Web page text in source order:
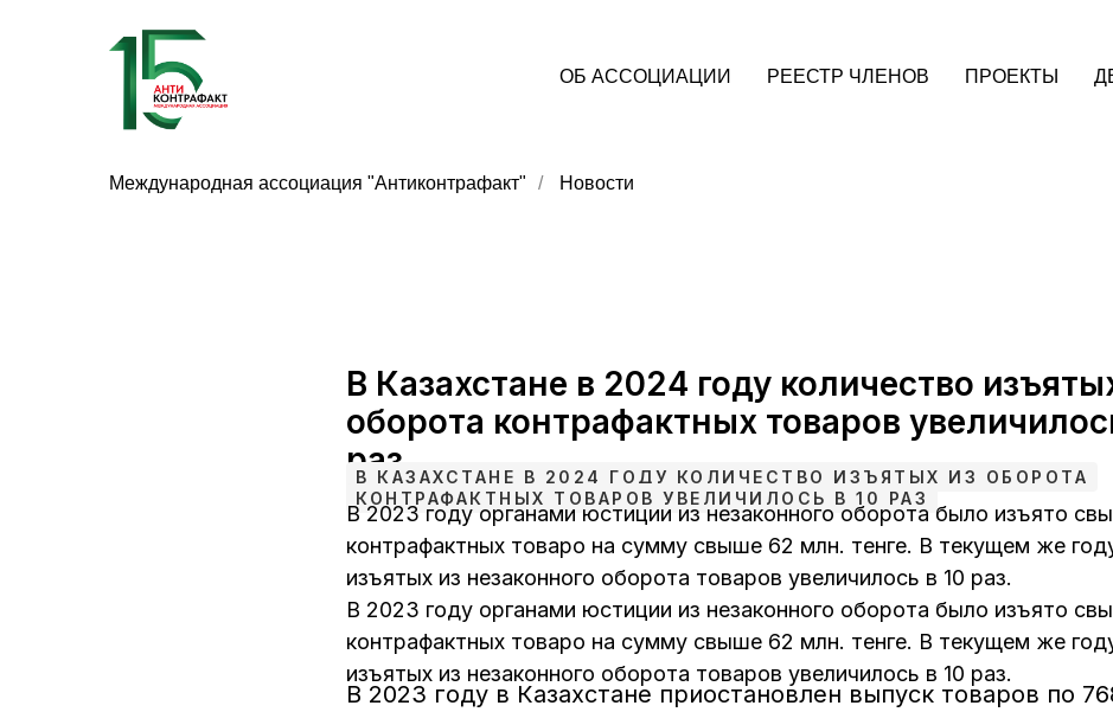
ОБ АССОЦИАЦИИ РЕЕСТР ЧЛЕНОВ ПРОЕКТЫ
Международная ассоциация "Антиконтрафакт" / Новости
В Казахстане в 2024 году количество
оборота контрафактных товаров
раз
В КАЗАХСТАНЕ В 2024 ГОДУ КОЛИЧЕСТВО ИЗЪЯТЫХ ИЗ ОБОРОТА
КОНТРАФАКТНЫХ ТОВАРОВ УВЕЛИЧИЛОСЬ В 10 РАЗ
В 2023 году органами юстиции из незаконного оборота было изъято
контрафактных товаро на сумму свыше 62 млн. тенге. В текущем же
изъятых из незаконного оборота товаров увеличилось в 10 раз.
В 2023 году органами юстиции из незаконного оборота было изъято
контрафактных товаро на сумму свыше 62 млн. тенге. В текущем же
изъятых из незаконного оборота товаров увеличилось в 10 раз.
В 2023 году в Казахстане приостановлен выпуск товаров по